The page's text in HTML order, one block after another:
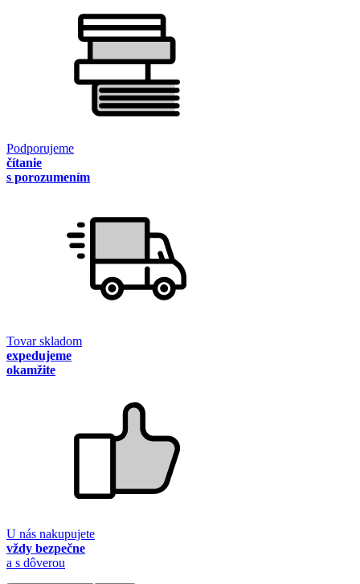
Podporujeme
čítanie
s porozumením
Tovar skladom
expedujeme
okamžite
U nás nakupujete
vždy bezpečne
a s dôverou